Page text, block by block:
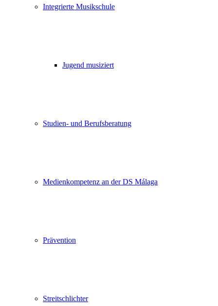
Integrierte Musikschule
Jugend musiziert
Studien- und Berufsberatung
Medienkompetenz an der DS Málaga
Prävention
Streitschlichter